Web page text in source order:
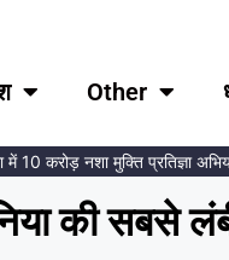
Other
नशा मुक्ति प्रतिज्ञा अभियान
की सबसे